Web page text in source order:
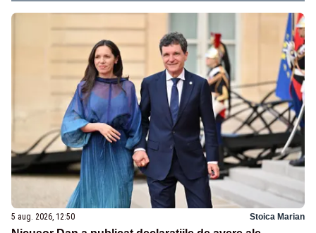
5 aug. 2026, 12:50 Stoica Marian